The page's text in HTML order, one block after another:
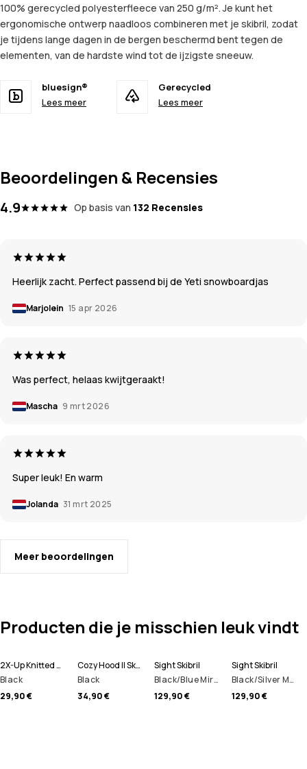
100% gerecycled polyesterfleece van 250 g/m². Je kunt het
ergonomische ontwerp naadloos combineren met je skibril, zodat
je tijdens lange dagen in de bergen beschermd bent tegen de
elementen, van de hardste wind tot de ijzigste sneeuw.
bluesign®
Lees meer
Gerecycled
Lees meer
Beoordelingen & Recensies
4.9 Op basis van 132 Recensies
Heerlijk zacht. Perfect passend bij de Yeti snowboardjas
Marjolein 15 apr 2026
Was perfect, helaas kwijtgeraakt!
Mascha 9 mrt 2026
Super leuk! En warm
Jolanda 31 mrt 2025
Meer beoordelingen
Producten die je misschien leuk vindt
2X-Up Knitted Skimasker
Black
29,90 €
Cozy Hood II Skimasker
Black
34,90 €
Sight Skibril
Black/Blue Mirror
129,90 €
Sight Skibril
Black/Silver Mirror
129,90 €